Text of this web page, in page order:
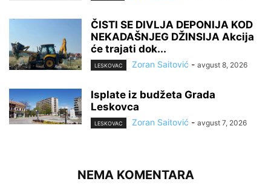
ČISTI SE DIVLJA DEPONIJA KOD
NEKADAŠNJEG DŽINSIJA Akcija
će trajati dok...
LESKOVAC Zoran Saitović - avgust 8, 2026
Isplate iz budžeta Grada
Leskovca
LESKOVAC Zoran Saitović - avgust 7, 2026
NEMA KOMENTARA